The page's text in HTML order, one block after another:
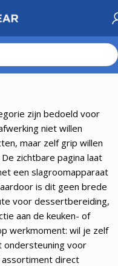
zijn bedoeld voor
niet willen
maar zelf grip willen
zichtbare pagina laat
een slagroomapparaat
is dit geen brede
voor dessertbereiding,
aan de keuken- of
werkmoment: wil je zelf
ondersteuning voor
assortiment direct